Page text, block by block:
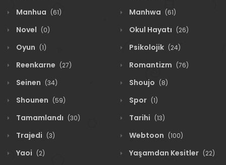
Manhua (61) Manhwa (61)
Novel (0) Okul Hayatı (26)
Oyun (1) Psikolojik (24)
Reenkarne (27) Romantizm (76)
Seinen (34) Shoujo (8)
Shounen (59) Spor (1)
Tamamlandı (30) Tarihi (13)
Trajedi (3) Webtoon (100)
Yaoi (2) Yaşamdan Kesitler (22)